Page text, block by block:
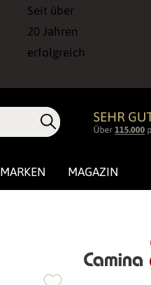
Seit über
20 Jahren
erfolgreich
MARKEN MAGAZIN